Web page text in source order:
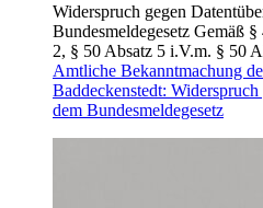
Widerspruch gegen
Bundesmeldegesetz Gemäß
2, § 50 Absatz 5 i.V.m. § 50
Amtliche Bekanntmachung
Baddeckenstedt:
dem Bundesmeldegesetz